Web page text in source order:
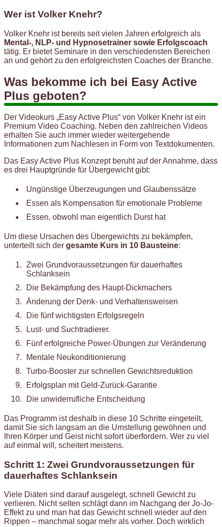
Wer ist Volker Knehr?
Volker Knehr ist bereits seit vielen Jahren erfolgreich als
Mental-, NLP- und Hypnosetrainer sowie Erfolgscoach
tätig. Er bietet Seminare in den verschiedensten Bereichen
an und gehört zu den erfolgreichsten Coaches der Branche.
Was bekomme ich bei Easy Active
Plus geboten?
Der Videokurs „Easy Active Plus“ von Volker Knehr ist ein
Premium Video Coaching. Neben den zahlreichen Videos
erhalten Sie auch immer wieder weitergehende
Informationen zum Nachlesen in Form von Textdokumenten.
Das Easy Active Plus Konzept beruht auf der Annahme, dass
es drei Hauptgründe für Übergewicht gibt:
Ungünstige Überzeugungen und Glaubenssätze
Essen als Kompensation für emotionale Probleme
Essen, obwohl man eigentlich Durst hat
Um diese Ursachen des Übergewichts zu bekämpfen,
unterteilt sich der gesamte Kurs in 10 Bausteine:
Zwei Grundvoraussetzungen für dauerhaftes
Schlanksein
Die Bekämpfung des Haupt-Dickmachers
Änderung der Denk- und Verhaltensweisen
Die fünf wichtigsten Erfolgsregeln
Lust- und Suchtradierer.
Fünf erfolgreiche Power-Übungen zur Veränderung
Mentale Neukonditionierung
Turbo-Booster zur schnellen Gewichtsreduktion
Erfolgsplan mit Geld-Zurück-Garantie
Die unwiderrufliche Entscheidung
Das Programm ist deshalb in diese 10 Schritte eingeteilt,
damit Sie sich langsam an die Umstellung gewöhnen und
Ihren Körper und Geist nicht sofort überfordern. Wer zu viel
auf einmal will, scheitert meistens.
Schritt 1: Zwei Grundvoraussetzungen für
dauerhaftes Schlanksein
Viele Diäten sind darauf ausgelegt, schnell Gewicht zu
verlieren. Nicht selten schlägt dann im Nachgang der Jo-Jo-
Effekt zu und man hat das Gewicht schnell wieder auf den
Rippen – manchmal sogar mehr als vorher. Doch wirklich